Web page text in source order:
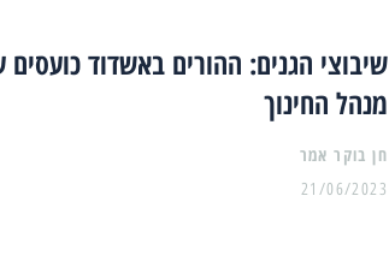
שיבוצי הגנים: ההורים באשדוד
מנהל החינוך
21/06/2023